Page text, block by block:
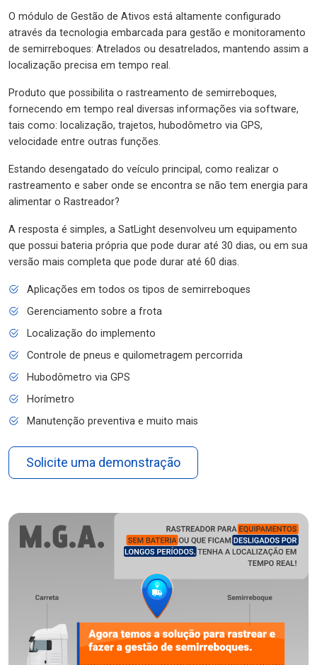
O módulo de Gestão de Ativos está altamente configurado
através da tecnologia embarcada para gestão e monitoramento
de semirreboques: Atrelados ou desatrelados, mantendo assim a
localização precisa em tempo real.
Produto que possibilita o rastreamento de semirreboques,
fornecendo em tempo real diversas informações via software,
tais como: localização, trajetos, hubodômetro via GPS,
velocidade entre outras funções.
Estando desengatado do veículo principal, como realizar o
rastreamento e saber onde se encontra se não tem energia para
alimentar o Rastreador?
A resposta é simples, a SatLight desenvolveu um equipamento
que possui bateria própria que pode durar até 30 dias, ou em sua
versão mais completa que pode durar até 60 dias.
Aplicações em todos os tipos de semirreboques
Gerenciamento sobre a frota
Localização do implemento
Controle de pneus e quilometragem percorrida
Hubodômetro via GPS
Horímetro
Manutenção preventiva e muito mais
Solicite uma demonstração